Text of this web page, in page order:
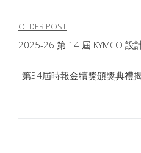
文
章
導
OLDER POST
2025-26 第 14 屆 KYMCO 設
第34屆時報金犢獎頒獎典禮